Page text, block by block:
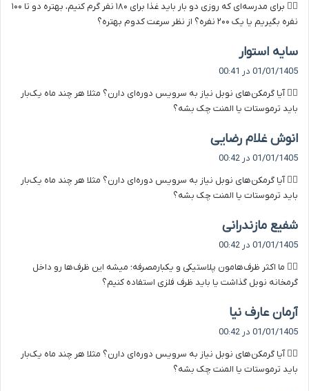
:
۷️⃣ برای مدرسه‌ای که روزی دو بار باید غذا برای ۱۸۰ نفر گرم کنیم، بهتره دو تا ۱۰۰
نفره بگیریم یا یک ۲۰۰ نفره؟ از نظر سرعت کدوم بهتره؟
سایه استوار
ف
:
01/01/1405 در 00:41
۸️⃣ آیا گرمکن‌های نوبل نیاز به سرویس دوره‌ای دارن؟ مثلا هر چند ماه یک‌بار
باید ترموستات یا المنت چک بشه؟
انوش غلام رضایی
:
01/01/1405 در 00:42
۸️⃣ آیا گرمکن‌های نوبل نیاز به سرویس دوره‌ای دارن؟ مثلا هر چند ماه یک‌بار
باید ترموستات یا المنت چک بشه؟
شفیع مازندرانی
ف
:
01/01/1405 در 00:42
۳️⃣ ما اکثر ظرف‌هامون پلاستیکی و یکبارمصرفه؛ میشه این ظرف‌ها رو داخل
گرمخانه نوبل گذاشت یا باید ظرف فلزی استفاده کنیم؟
آرمان عارف نیا
ف
:
01/01/1405 در 00:42
۸️⃣ آیا گرمکن‌های نوبل نیاز به سرویس دوره‌ای دارن؟ مثلا هر چند ماه یک‌بار
باید ترموستات یا المنت چک بشه؟